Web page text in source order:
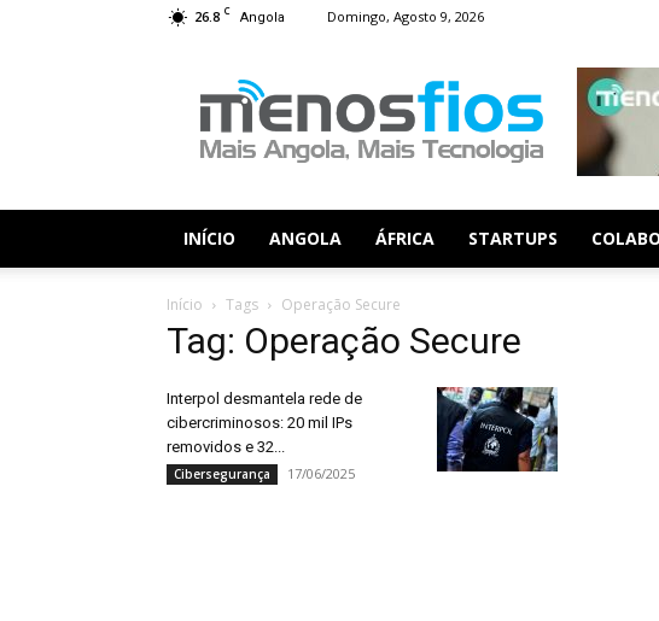
26.8 C Angola Domingo, Agosto 9, 2026
Fios
INÍCIO ANGOLA ÁFRICA STARTUPS
Início Tags Operação Secure
Tag: Operação Secure
Interpol desmantela rede de
cibercriminosos: 20 mil IPs
removidos e 32...
Cibersegurança 17/06/2025